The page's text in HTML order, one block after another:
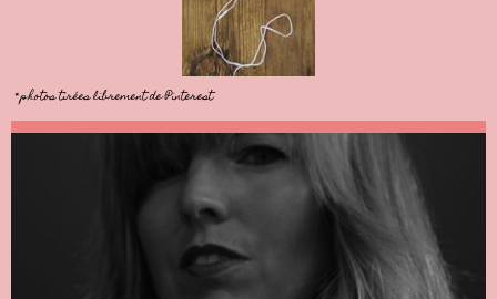
* photos tirées librement de Pinterest